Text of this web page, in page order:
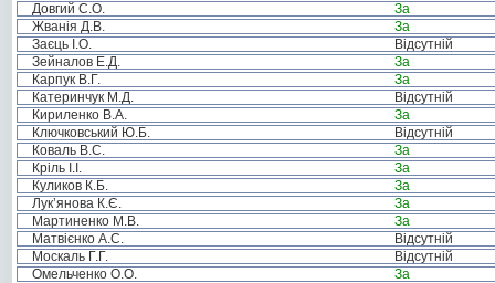
Довгий С.О.
За
Жванія Д.В.
За
Заєць І.О.
Відсутній
Зейналов Е.Д.
За
Карпук В.Г.
За
Катеринчук М.Д.
Відсутній
Кириленко В.А.
За
Ключковський Ю.Б.
Відсутній
Коваль В.С.
За
Кріль І.І.
За
Куликов К.Б.
За
Лук’янова К.Є.
За
Мартиненко М.В.
За
Матвієнко А.С.
Відсутній
Москаль Г.Г.
Відсутній
Омельченко О.О.
За